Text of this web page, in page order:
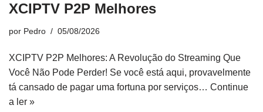
XCIPTV P2P Melhores
por Pedro 05/08/2026
XCIPTV P2P Melhores: A Revolução do Streaming Que
Você Não Pode Perder! Se você está aqui, provavelmente
tá cansado de pagar uma fortuna por serviços… Continue
a ler »